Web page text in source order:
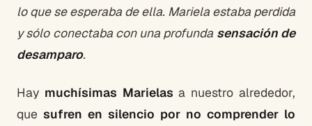
lo que se esperaba de ella. Mariela estaba perdida
y sólo conectaba con una profunda sensación de
desamparo.
Hay muchísimas Marielas a nuestro alrededor,
que sufren en silencio por no comprender lo